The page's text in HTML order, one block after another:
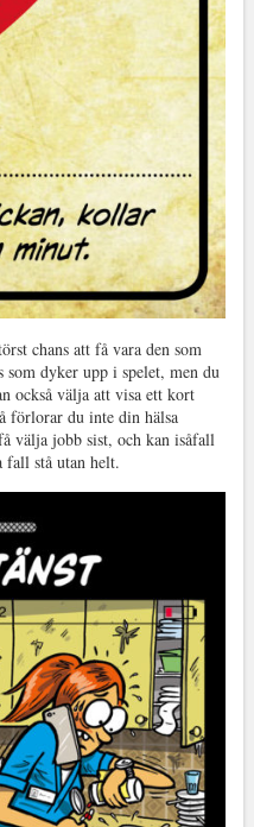
chans att få vara den som
dyker upp i spelet, men du
också välja att visa ett kort
förlorar du inte din hälsa
välja jobb sist, och kan isåfall
fall stå utan helt.